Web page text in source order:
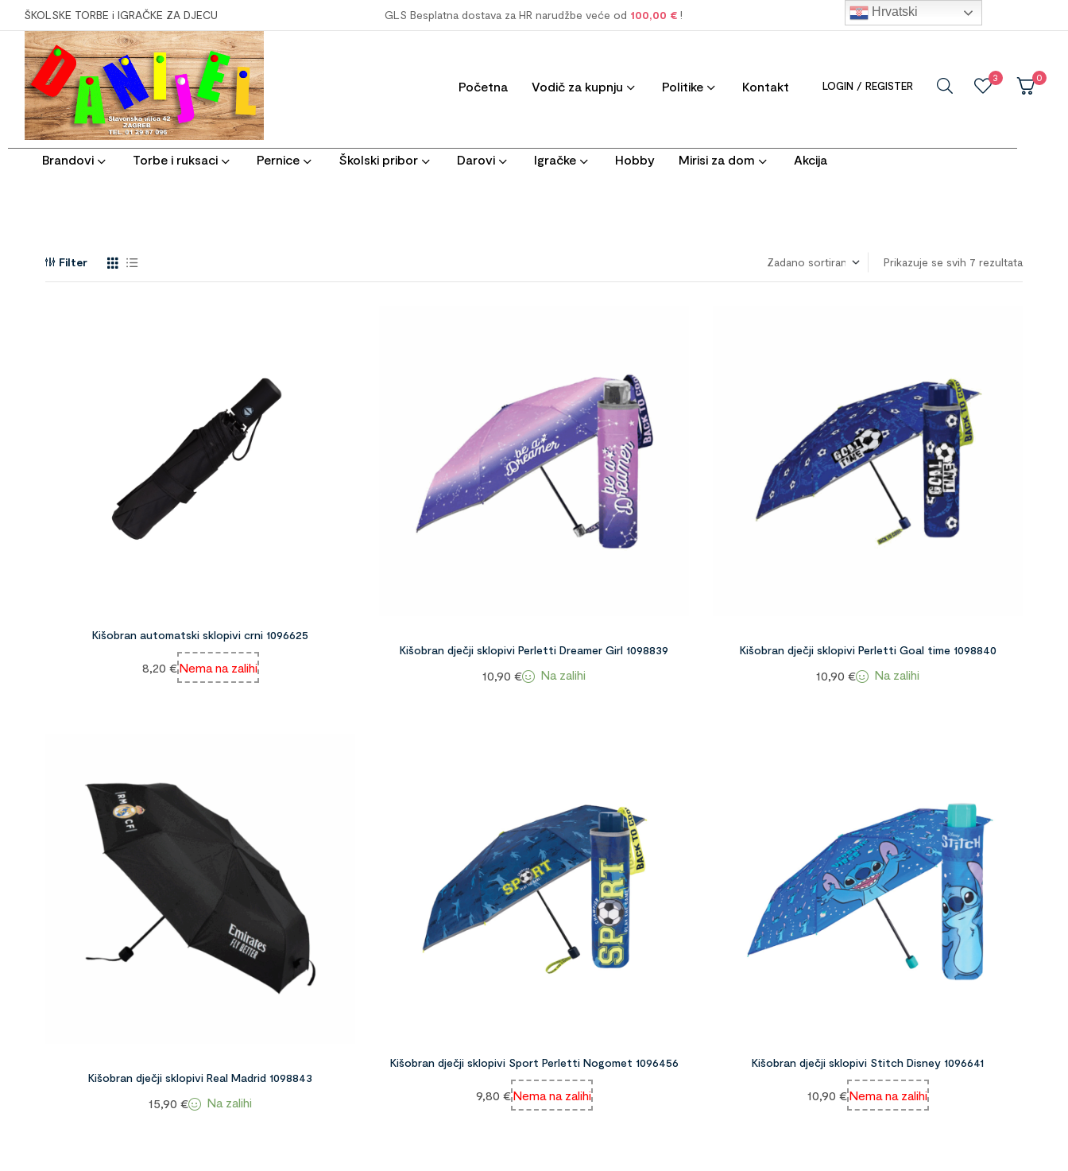
ŠKOLSKE TORBE i IGRAČKE ZA DJECU GLS Besplatna dostava za HR narudžbe veće od 100,00 € !
Početna Vodič za kupnju Politike Kontakt LOGIN / REGISTER
3 0
Brandovi Torbe i ruksaci Pernice Školski pribor Darovi Igračke Hobby Mirisi za dom Akcija
Filter Prikazuje se svih 7 rezultata
Kišobran automatski sklopivi crni 1096625
8,20 €Nema na zalihi
Kišobran dječji sklopivi Perletti Dreamer Girl 1098839
10,90 € Na zalihi
Kišobran dječji sklopivi Perletti Goal time 1098840
10,90 € Na zalihi
Kišobran dječji sklopivi Real Madrid 1098843
15,90 € Na zalihi
Kišobran dječji sklopivi Sport Perletti Nogomet 1096456
9,80 €Nema na zalihi
Kišobran dječji sklopivi Stitch Disney 1096641
10,90 €Nema na zalihi
Hrvatski